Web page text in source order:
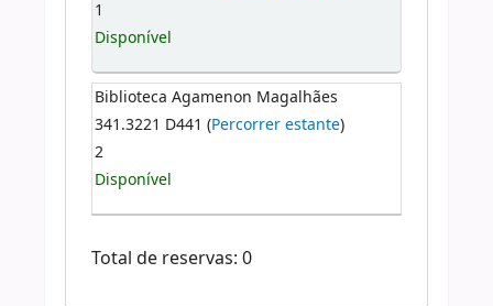
1
Disponível
Biblioteca Agamenon Magalhães
341.3221 D441 (Percorrer estante)
2
Disponível
Total de reservas: 0